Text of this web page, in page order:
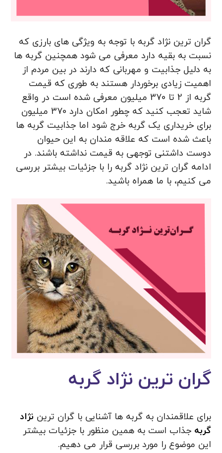
گران ترین نژاد گربه با توجه به ویژگی های بارزی که
نسبت به بقیه دارد معرفی می شود همچنین گربه ها
به دلیل جذابیت و مهربانی که دارند در بین مردم از
اهمیت زیادی برخوردار هستند به طوری که قیمت
گربه از 2 تا 370 میلیون معرفی شده است در واقع
شاید تعجب کنید که چطور امکان دارد 370 میلیون
برای خریداری یک گربه خرج شود اما جذابیت گربه ها
باعث شده است که علاقه مندان به این حیوان
دوست داشتنی توجهی به قیمت نداشته باشند. در
ادامه گران ترین نژاد گربه را با جزئیات بیشتر بررسی
می کنیم، با ما همراه باشید.
گران ترین نژاد گربه
برای علاقمندان به گربه ها آشنایی با گران ترین نژاد
گربه جذاب است به همین منظور با جزئیات بیشتر
این موضوع را مورد بررسی قرار می دهیم.